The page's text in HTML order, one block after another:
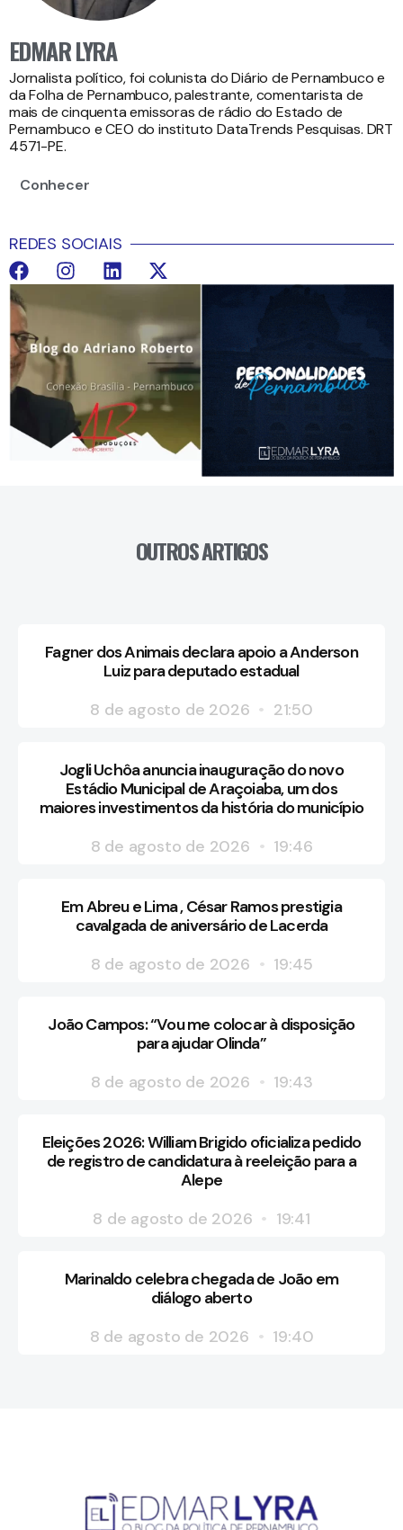
EDMAR LYRA
Jornalista político, foi colunista do Diário de Pernambuco e
da Folha de Pernambuco, palestrante, comentarista de
mais de cinquenta emissoras de rádio do Estado de
Pernambuco e CEO do instituto DataTrends Pesquisas. DRT
4571-PE.
Conhecer
REDES SOCIAIS
OUTROS ARTIGOS
Fagner dos Animais declara apoio a Anderson
Luiz para deputado estadual
8 de agosto de 2026
21:50
Jogli Uchôa anuncia inauguração do novo
Estádio Municipal de Araçoiaba, um dos
maiores investimentos da história do município
8 de agosto de 2026
19:46
Em Abreu e Lima , César Ramos prestigia
cavalgada de aniversário de Lacerda
8 de agosto de 2026
19:45
João Campos: “Vou me colocar à disposição
para ajudar Olinda”
8 de agosto de 2026
19:43
Eleições 2026: William Brigido oficializa pedido
de registro de candidatura à reeleição para a
Alepe
8 de agosto de 2026
19:41
Marinaldo celebra chegada de João em
diálogo aberto
8 de agosto de 2026
19:40